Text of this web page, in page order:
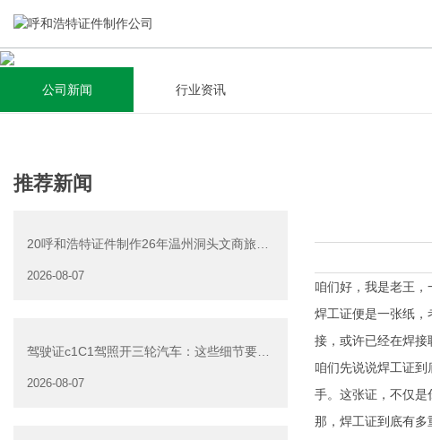
关于我们
集研发，设计，制造，安装于一体，多元化的定制需求，为上
千家企业提供过专业定制服务！
查看详情
新闻资讯
全自动流水线规模化生产，准时按期交货，年生产能力超过
40W万方米以上，拥有遍布全国的商务合作伙伴和较为完善的
查看详情
公司新闻 行业资讯
推荐新闻
20呼和浩特证件制作26年温州洞头文商旅游
2026-08-07
驾驶证c1C1驾照开三轮汽车：这些细节要注
2026-08-07
咱们好，我是老王
焊工证便是一张纸
接，或许已经在焊接
咱们先说说焊工证
手。这张证，不仅是
那，焊工证到底有多